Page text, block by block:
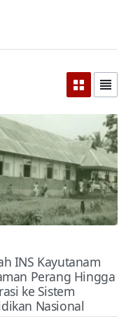
INS Kayutanam
Perang Hingga
ke Sistem
Nasional